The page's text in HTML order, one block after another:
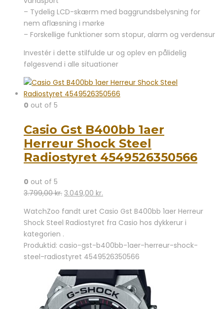
– Tydelig LCD-skærm med baggrundsbelysning for
nem aflæsning i mørke
– Forskellige funktioner som stopur, alarm og verdensur
Investér i dette stilfulde ur og oplev en pålidelig
følgesvend i alle situationer
0 out of 5
Casio Gst B400bb 1aer
Herreur Shock Steel
Radiostyret 4549526350566
0 out of 5
3.799,00kr. Den
pris
var:
3.049,00 kr.
pris
er:
WatchZoo fandt uret Casio Gst B400bb 1aer Herreur
Shock Steel Radiostyret fra Casio hos dykkerur i
kategorien .
Produktid: casio-gst-b400bb-1aer-herreur-shock-
steel-radiostyret 4549526350566